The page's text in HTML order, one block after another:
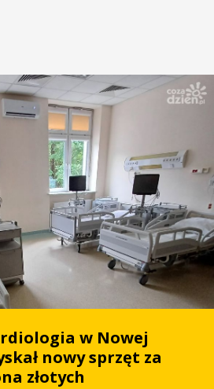
w Nowej
nowy sprzęt za
złotych